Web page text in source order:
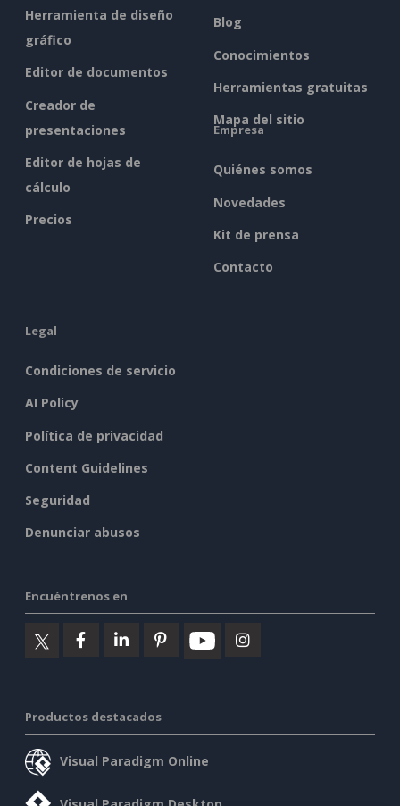
Herramienta de diseño
gráfico
Editor de documentos
Creador de
presentaciones
Editor de hojas de
cálculo
Precios
Blog
Conocimientos
Herramientas gratuitas
Mapa del sitio
Empresa
Quiénes somos
Novedades
Kit de prensa
Contacto
Legal
Condiciones de servicio
AI Policy
Política de privacidad
Content Guidelines
Seguridad
Denunciar abusos
Encuéntrenos en
Productos destacados
Visual Paradigm Online